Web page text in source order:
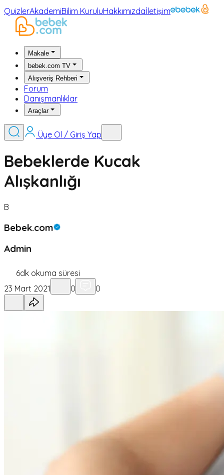
QuizlerAkademiBilim KuruluHakkımızdaİletişim
Makale
bebek.com TV
Alışveriş Rehberi
Forum
Danışmanlıklar
Araçlar
Üye Ol / Giriş Yap
Bebeklerde Kucak
Alışkanlığı
B
Bebek.com
Admin
6dk okuma süresi
23 Mart 2021
0 0